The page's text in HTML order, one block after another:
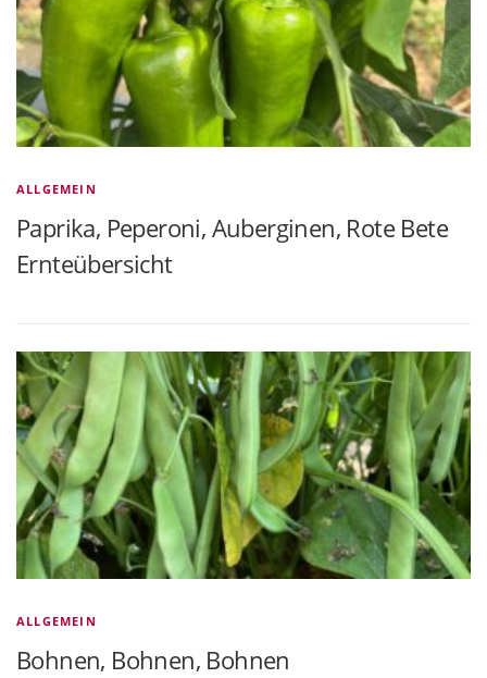
ALLGEMEIN
Paprika, Peperoni, Auberginen, Rote Bete
Ernteübersicht
ALLGEMEIN
Bohnen, Bohnen, Bohnen